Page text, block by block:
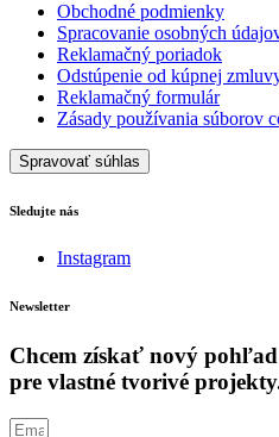
Obchodné podmienky
Spracovanie osobných
Reklamačný poriadok
Odstúpenie od kúpnej
Reklamačný formulár
Zásady používania súborov
Spravovať súhlas
Sledujte nás
Instagram
Newsletter
Chcem získať nový
pre vlastné tvorivé